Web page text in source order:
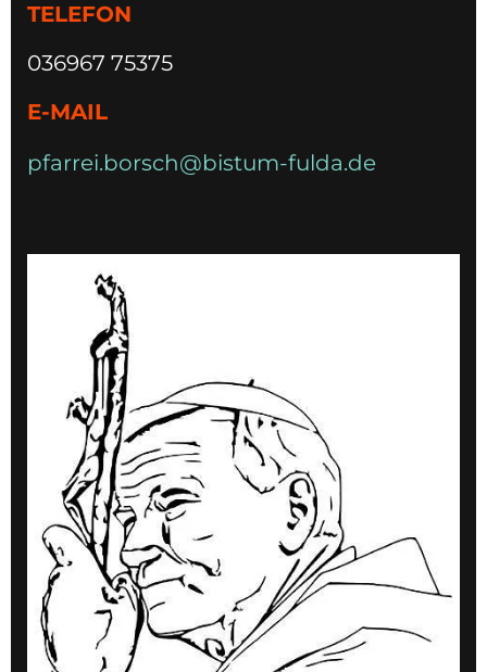
TELEFON
036967 75375
E-MAIL
pfarrei.borsch@bistum-fulda.de